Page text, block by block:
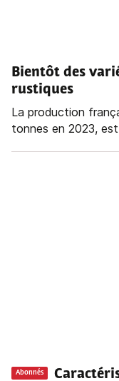
Bientôt des
rustiques
La production
tonnes en 2023,
Abonnés